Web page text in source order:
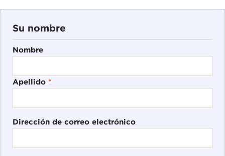
Su nombre
Nombre
Apellido *
Dirección de correo electrónico